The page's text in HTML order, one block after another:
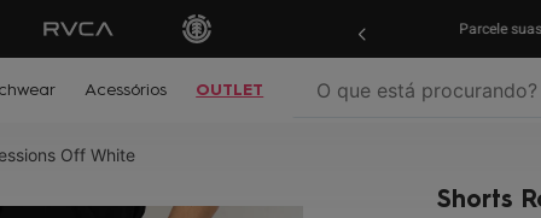
em até 10x sem juros! Aproveite! Parcele
Acessórios OUTLET
Off White
Shorts
termos mais buscados
º
biquíni